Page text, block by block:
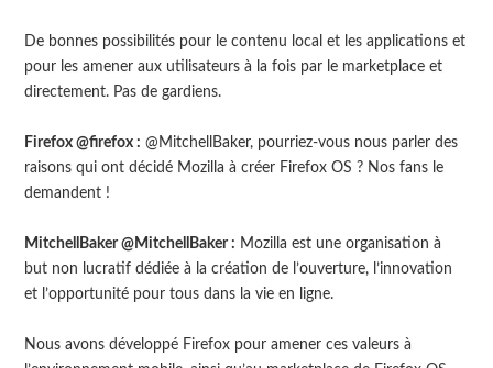
De bonnes possibilités pour le contenu local et les applications et
pour les amener aux utilisateurs à la fois par le marketplace et
directement. Pas de gardiens.
Firefox @firefox : @MitchellBaker, pourriez-vous nous parler des
raisons qui ont décidé Mozilla à créer Firefox OS ? Nos fans le
demandent !
MitchellBaker @MitchellBaker : Mozilla est une organisation à
but non lucratif dédiée à la création de l’ouverture, l’innovation
et l’opportunité pour tous dans la vie en ligne.
Nous avons développé Firefox pour amener ces valeurs à